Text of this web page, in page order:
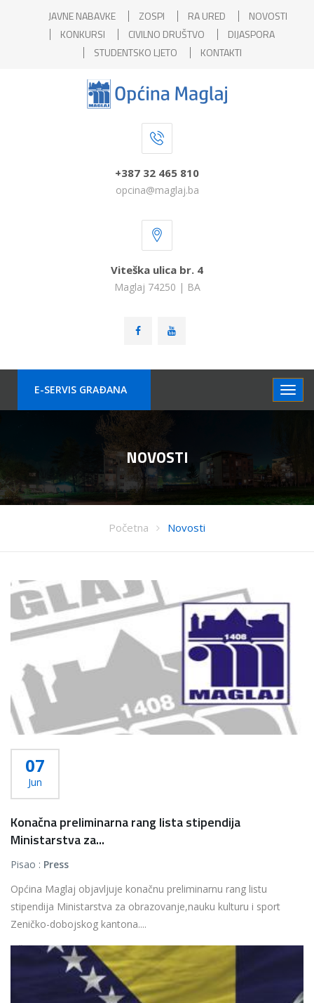
JAVNE NABAVKE ZOSPI RA URED
NOVOSTI
KONKURSI
CIVILNO DRUŠTVO
DIJASPORA
STUDENTSKO LJETO
KONTAKTI
+387 32 465 810
opcina@maglaj.ba
Viteška ulica br. 4
Maglaj 74250 | BA
E-SERVIS GRAÐANA
NOVOSTI
Početna Novosti
07
Jun
Konačna preliminarna rang lista stipendija
Ministarstva za...
Pisao : Press
Općina Maglaj objavljuje konačnu preliminarnu rang listu
stipendija Ministarstva za obrazovanje,nauku kulturu i sport
Zeničko-dobojskog kantona....
Više...